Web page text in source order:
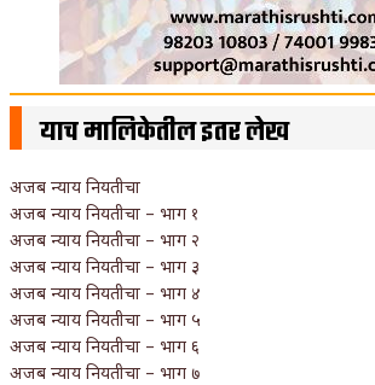
याच मालिकेतील इतर लेख
अजब न्याय नियतीचा
अजब न्याय नियतीचा – भाग १
अजब न्याय नियतीचा – भाग २
अजब न्याय नियतीचा – भाग ३
अजब न्याय नियतीचा – भाग ४
अजब न्याय नियतीचा – भाग ५
अजब न्याय नियतीचा – भाग ६
अजब न्याय नियतीचा – भाग ७